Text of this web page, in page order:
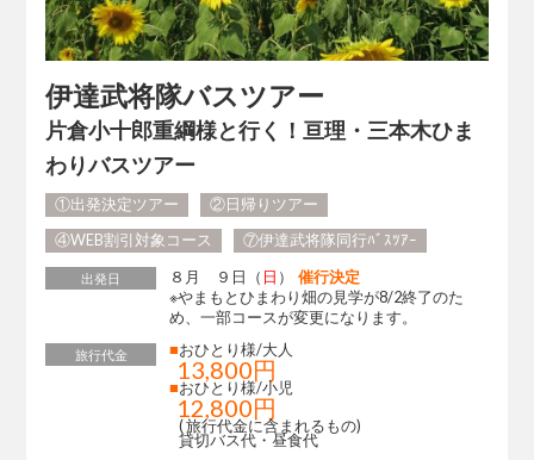
伊達武将隊バスツアー
片倉小十郎重綱様と行く！亘理・三本木ひま
わりバスツアー
①出発決定ツアー
②日帰りツアー
④WEB割引対象コース
⑦伊達武将隊同行ﾊﾞｽﾂｱｰ
出発日 ８月 ９日（ 日 ）催行決定
※やまもとひまわり畑の見学が8/2終了のた
め、一部コースが変更になります。
旅行代金 ■おひとり様/大人
13,800円
■おひとり様/小児
12,800円
( 旅行代金に含まれるもの)
貸切バス代・昼食代